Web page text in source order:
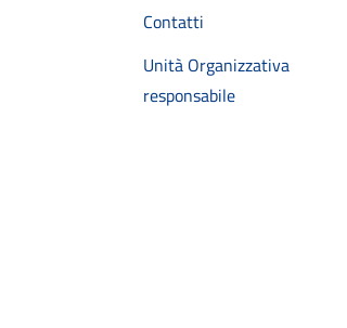
Contatti
Unità Organizzativa
responsabile